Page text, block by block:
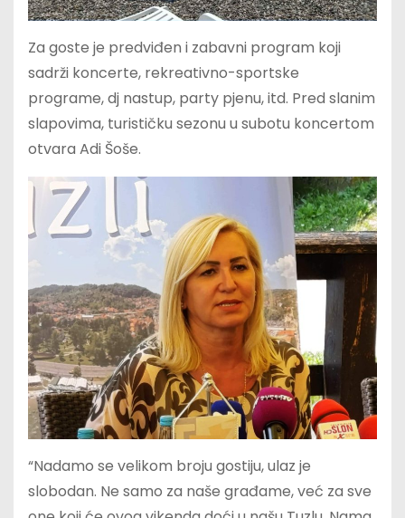
Za goste je predviđen i zabavni program koji
sadrži koncerte, rekreativno-sportske
programe, dj nastup, party pjenu, itd. Pred slanim
slapovima, turističku sezonu u subotu koncertom
otvara Adi Šoše.
“Nadamo se velikom broju gostiju, ulaz je
slobodan. Ne samo za naše građame, već za sve